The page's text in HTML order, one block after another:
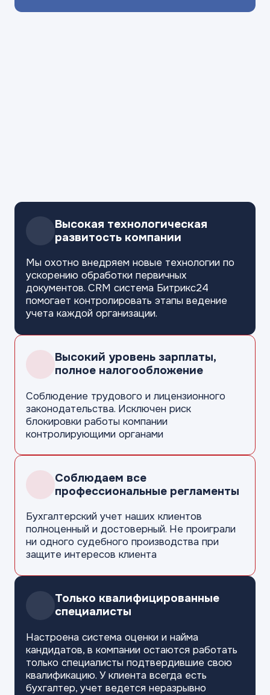
Высокая технологическая
развитость компании
Мы охотно внедряем новые технологии по
ускорению обработки первичных
документов. CRM система Битрикс24
помогает контролировать этапы ведение
учета каждой организации.
Высокий уровень зарплаты,
полное налогообложение
Соблюдение трудового и лицензионного
законодательства. Исключен риск
блокировки работы компании
контролирующими органами
Соблюдаем все
профессиональные регламенты
Бухгалтерский учет наших клиентов
полноценный и достоверный. Не проиграли
ни одного судебного производства при
защите интересов клиента
Только квалифицированные
специалисты
Настроена система оценки и найма
кандидатов, в компании остаются работать
только специалисты подтвердившие свою
квалификацию. У клиента всегда есть
бухгалтер, учет ведется неразрывно